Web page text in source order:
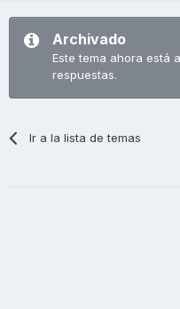
Archivado
Este tema ahora está
respuestas.
Ir a la lista de temas